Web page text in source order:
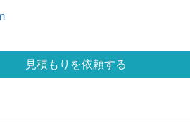
見積もりを依頼する